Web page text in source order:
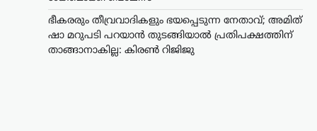
ഭീകരരും തീവ്രവാദികളും ഭയപ്പെടുന്ന നേതാവ്; അമിത്
ഷാ മറുപടി പറയാൻ തുടങ്ങിയാൽ പ്രതിപക്ഷത്തിന്
താങ്ങാനാകില്ല: കിരൺ റിജിജു
ഭയപ്പെടുന്ന നേതാവ്;
അമിത് ഷാ മറുപടി
പറയാൻ തുടങ്ങിയാൽ